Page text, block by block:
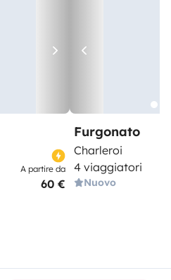
A partire da
60 €
Furgonato
Charleroi
4 viaggiatori
Nuovo